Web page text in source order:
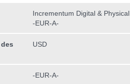
Incrementum Digital &
-EUR-A-
USD
-EUR-A-